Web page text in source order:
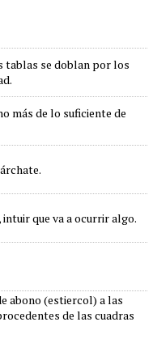
tablas se doblan por los
más de lo suficiente de
que va a ocurrir algo.
abono (estiercol) a las
de las cuadras